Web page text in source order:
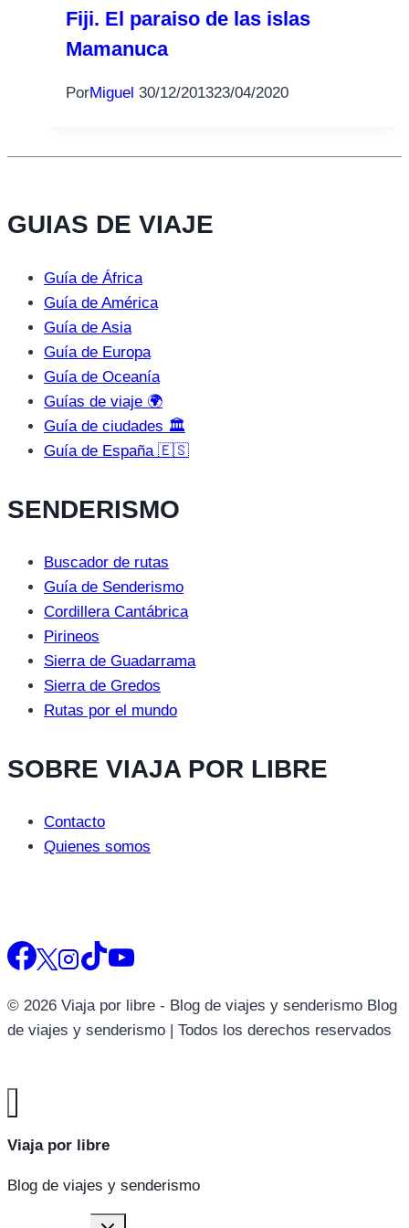
Fiji. El paraiso de las islas
Mamanuca
PorMiguel 30/12/201323/04/2020
GUIAS DE VIAJE
Guía de África
Guía de América
Guía de Asia
Guía de Europa
Guía de Oceanía
Guías de viaje 🌍
Guía de ciudades 🏛️
Guía de España 🇪🇸
SENDERISMO
Buscador de rutas
Guía de Senderismo
Cordillera Cantábrica
Pirineos
Sierra de Guadarrama
Sierra de Gredos
Rutas por el mundo
SOBRE VIAJA POR LIBRE
Contacto
Quienes somos
© 2026 Viaja por libre - Blog de viajes y senderismo Blog
de viajes y senderismo | Todos los derechos reservados
Viaja por libre
Blog de viajes y senderismo
Alternar